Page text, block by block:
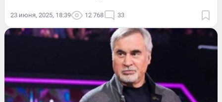
23 июня, 2025, 18:39 12 768 33